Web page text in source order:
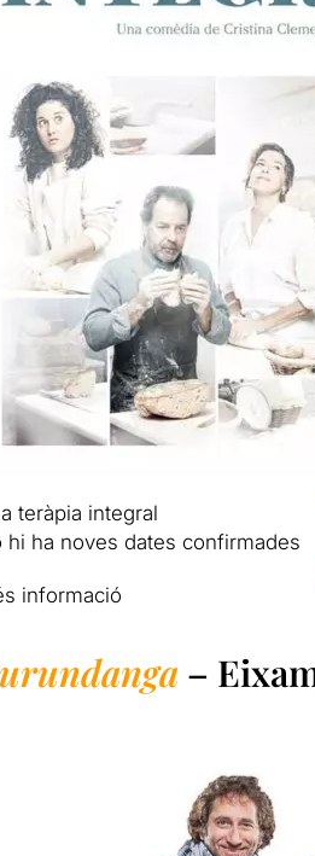
teràpia integral
hi ha noves dates confirmades
informació
–